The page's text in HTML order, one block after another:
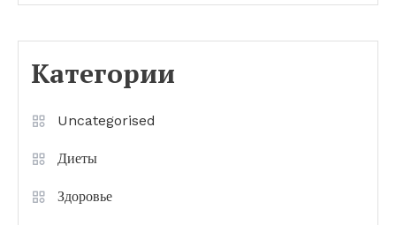
Категории
Uncategorised
Диеты
Здоровье